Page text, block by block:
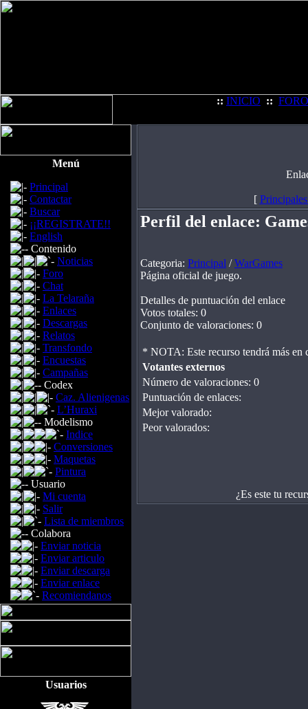
:: INICIO :: FORO
Menú
Principal
Contactar
Buscar
¡¡REGISTRATE!!
English
Contenido
Noticias
Foro
Chat
La Telaraña
Enlaces
Descargas
Relatos
Transfondo
Encuestas
Campañas
Codex
Caz. Alienigenas
L’Huraxi
Modelismo
Indice
Conversiones
Maquetas
Pintura
Usuario
Mi cuenta
Salir
Lista de miembros
Colabora
Enviar noticia
Enviar articulo
Enviar descarga
Enviar enlace
Recomiendanos
Usuarios
[
Perfil del enlace:
Categoria: Principal /WarGames
Página oficial de juego.
Detalles de puntuación del enlace
Votos totales: 0
Conjunto de valoraciones: 0
* NOTA: Este recurso tendrá más en
Votantes externos
Número de valoraciones: 0
Puntuación de enlaces:
Mejor valorado:
Peor valorados:
¿Es este tu